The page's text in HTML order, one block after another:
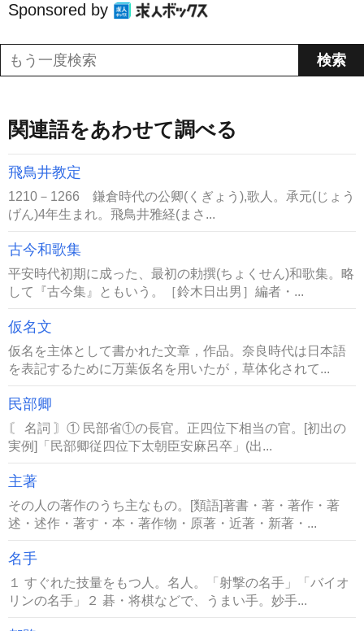
Sponsored by
関連語をあわせて調べる
飛鳥井教定
1210－1266 鎌倉時代の公卿(くぎょう),歌人。承元(じょう
げん)4年生まれ。飛鳥井雅経(まさ...
古今和歌集
平安時代初期に成った、最初の勅撰(ちょくせん)和歌集。略
して『古今集』ともいう。［鈴木日出男］編者・...
仮名文
仮名を主体として書かれた文章，作品。奈良時代は日本語
を表記するために万葉仮名を用いたが，草体化されて...
民部卿
〘 名詞 〙① 民部省①の長官。正四位下相当の官。[初出の
実例]「民部卿従四位下太朝臣安麻呂卒」(出...
主著
その人の著作のうち主なもの。[類語]著書・著・著作・著
述・述作・著す・本・著作物・原著・近著・新著・...
名手
１ すぐれた技量をもつ人。名人。「射撃の名手」「バイオ
リンの名手」２ 碁・将棋などで、うまい手。妙手...